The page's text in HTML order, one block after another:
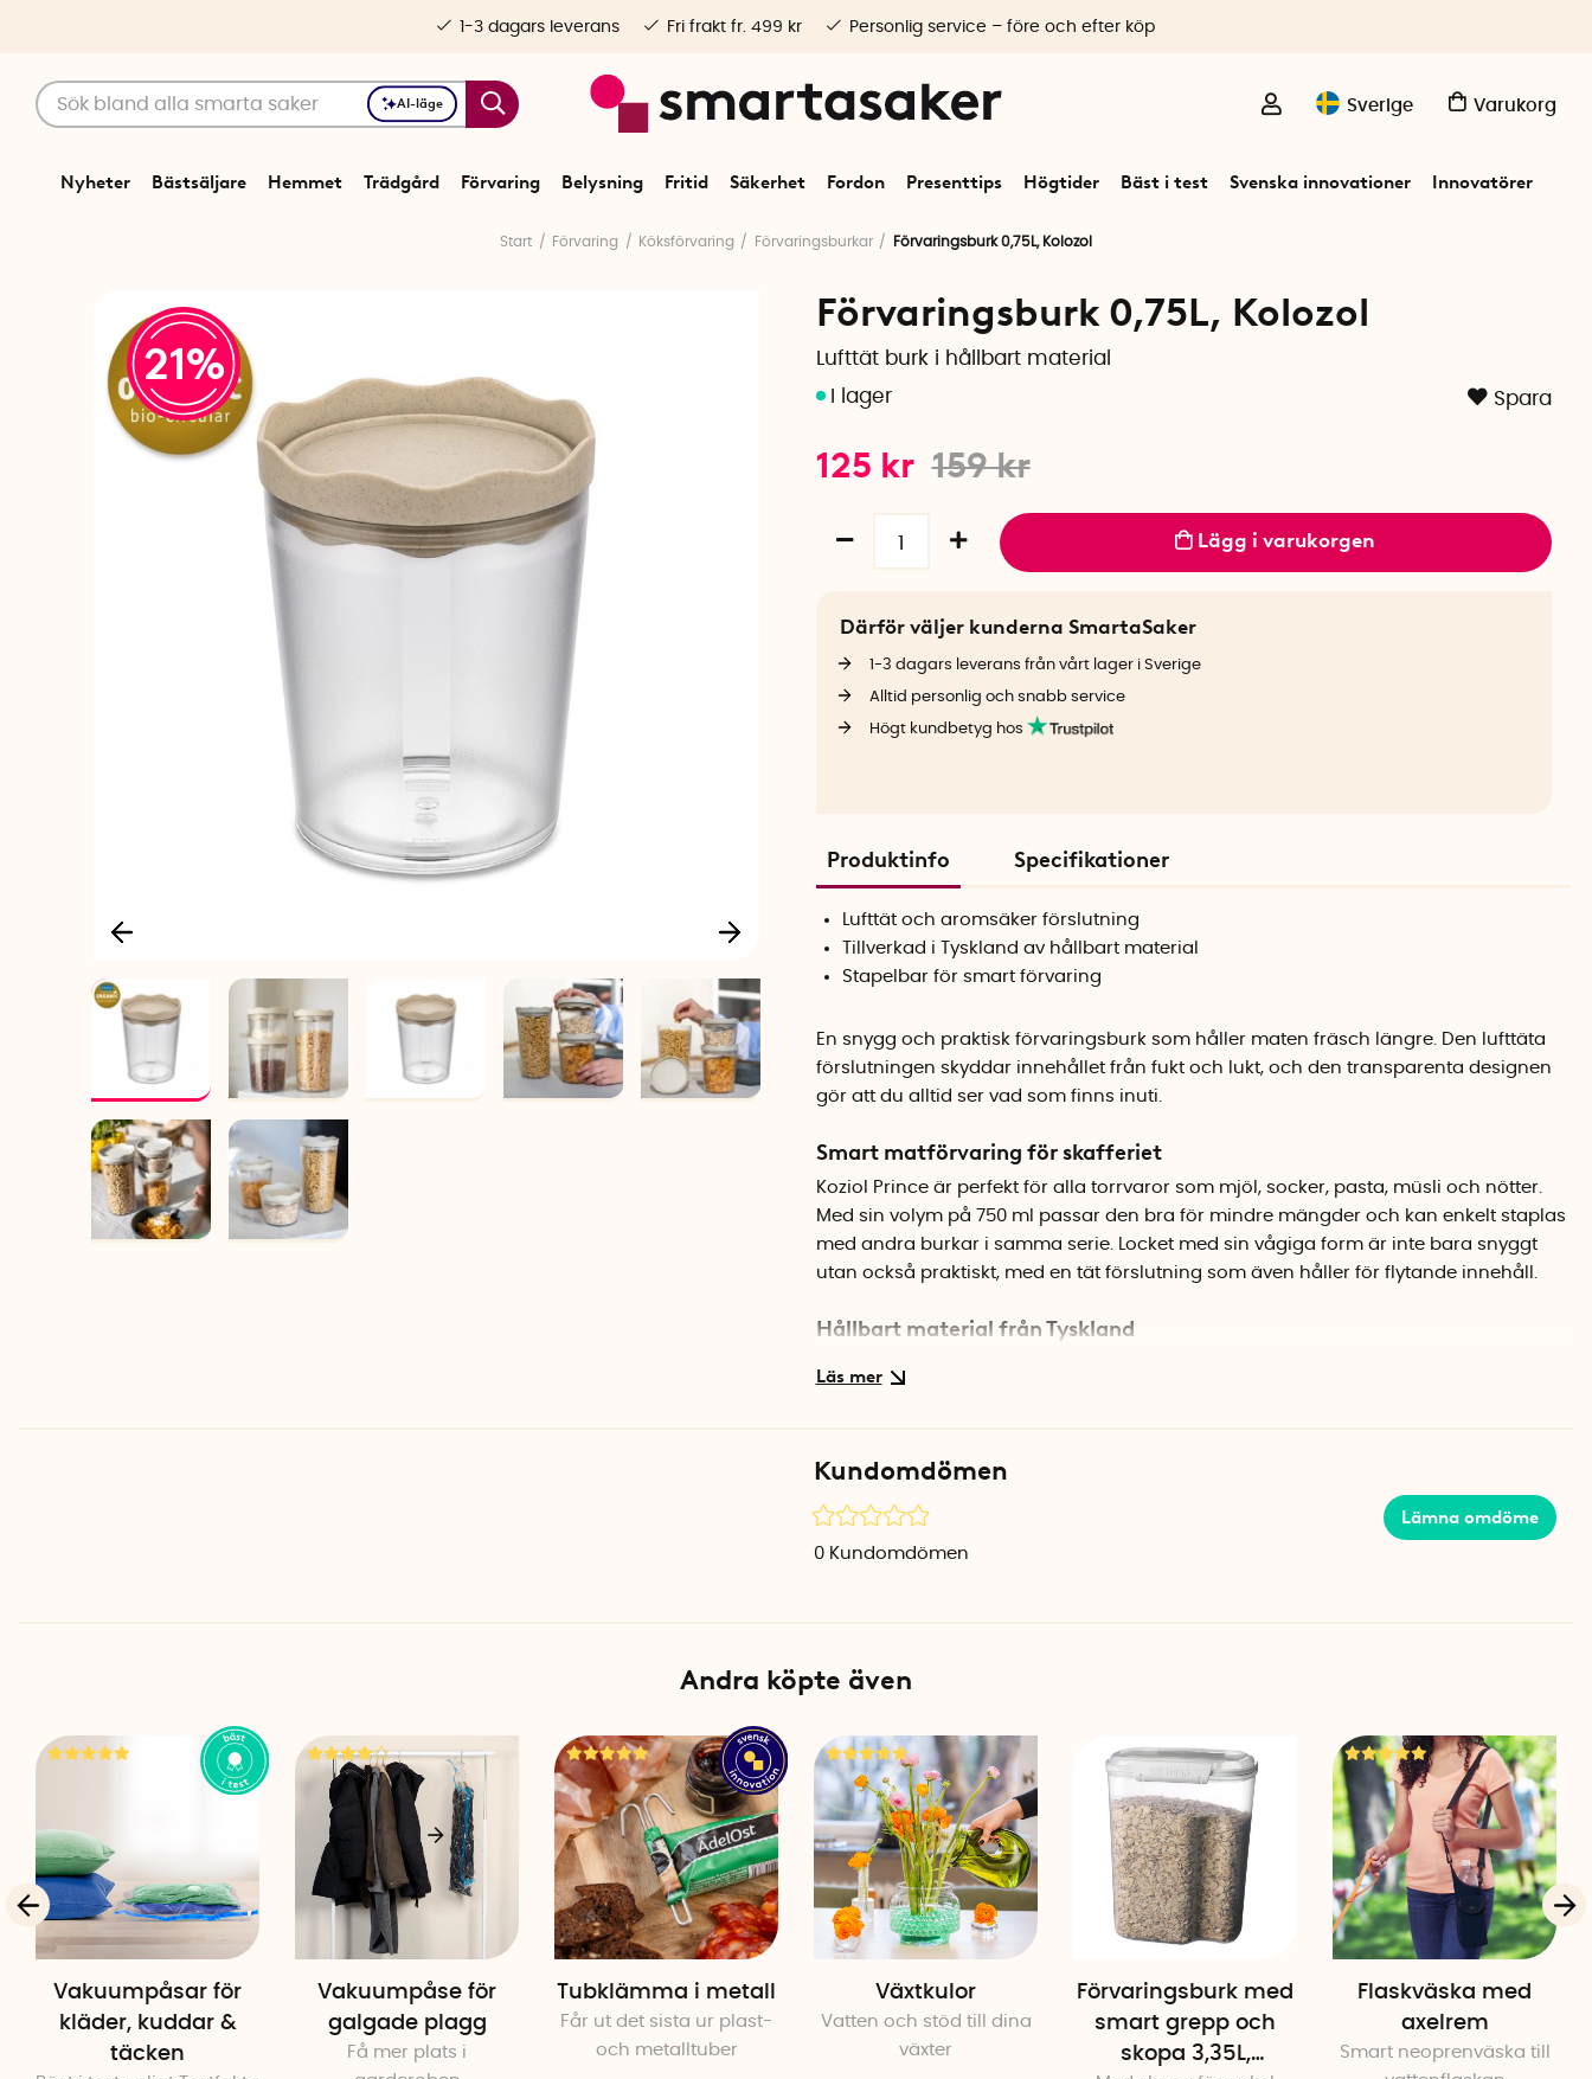
AI-läge Sverige Varukorg
Nyheter Bästsäljare Hemmet Trädgård Förvaring Belysning Fritid Säkerhet Fordon Presenttips Högtider Bäst i test Svenska innovationer Innovatörer
1-3 dagars leverans Fri frakt fr. 499 kr Personlig service – före och efter köp
Start Förvaring Köksförvaring Förvaringsburkar Förvaringsburk 0,75L, Kolozol
21
Förvaringsburk 0,75L, Kolozol
Lufttät burk i hållbart material
Spara
159kr
125 kr
Lägg i varukorgen
Därför väljer kunderna SmartaSaker
1-3 dagars leverans från vårt lager i Sverige
Alltid personlig och snabb service
Högt kundbetyg hos
Produktinfo Specifikationer
Lufttät och aromsäker förslutning
Tillverkad i Tyskland av hållbart material
Stapelbar för smart förvaring
En snygg och praktisk förvaringsburk som håller maten fräsch längre. Den lufttäta
förslutningen skyddar innehållet från fukt och lukt, och den transparenta designen
gör att du alltid ser vad som finns inuti.
Smart matförvaring för skafferiet
Koziol Prince är perfekt för alla torrvaror som mjöl, socker, pasta, müsli och nötter.
Med sin volym på 750 ml passar den bra för mindre mängder och kan enkelt staplas
med andra burkar i samma serie. Locket med sin vågiga form är inte bara snyggt
utan också praktiskt, med en tät förslutning som även håller för flytande innehåll.
Hållbart material från Tyskland
melaminfri och helt återvinningsbar. Diskmaskinssäker för enkel rengöring.
Specifikationer
Diameter: 11 cm
Färg: Transparent burk med beige lock
Kundomdömen
Lämna omdöme
0 Kundomdömen
Andra köpte även
Vakuumpåsar för
kläder, kuddar &
täcken
Vakuumpåse för
galgade plagg
Få mer plats i
Tubklämma i metall
Får ut det sista ur plast-
och metalltuber
Växtkulor
Vatten och stöd till dina
växter
Förvaringsburk med
smart grepp och
skopa 3,35L,
Flaskväska med
axelrem
Smart neoprenväska till